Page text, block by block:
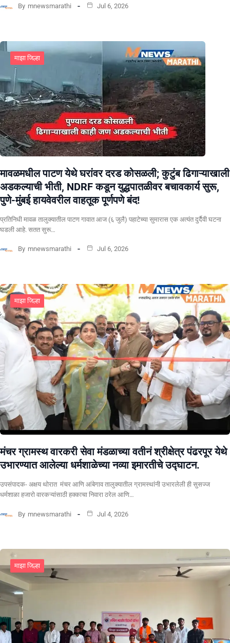
By mnewsmarathi Jul 6, 2026
माझा जिल्हा
मावळमधील पाटण येथे घरांवर दरड कोसळली; कुटुंब ढिगाऱ्याखाली
अडकल्याची भीती, NDRF कडून युद्धपातळीवर बचावकार्य सुरू,
पुणे-मुंबई हायवेवरील वाहतूक पूर्णपणे बंद!
​प्रतिनिधी मावळ तालुक्यातील पाटण गावात आज (६ जुलै) पहाटेच्या सुमारास एक अत्यंत दुर्दैवी घटना
घडली आहे. सतत सुरू…
By mnewsmarathi Jul 6, 2026
माझा जिल्हा
मंचर ग्रामस्थ वारकरी सेवा मंडळाच्या वतीनं श्रीक्षेत्र पंढरपूर येथे
उभारण्यात आलेल्या धर्मशाळेच्या नव्या इमारतीचे उद्घाटन.
उपसंपादक- अक्षय थोरात मंचर आणि आंबेगाव तालुक्यातील ग्रामस्थांनी उभारलेली ही सुसज्ज
धर्मशाळा हजारो वारकऱ्यांसाठी हक्काचा निवारा ठरेल आणि…
By mnewsmarathi Jul 4, 2026
माझा जिल्हा